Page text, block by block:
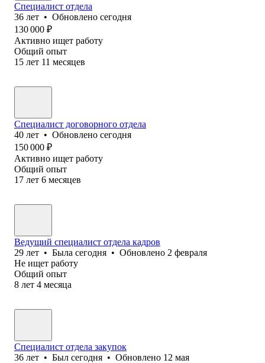
Специалист отдела
36 лет • Обновлено сегодня
130 000 ₽
Активно ищет работу
Общий опыт
15 лет 11 месяцев
Специалист договорного отдела
40 лет • Обновлено сегодня
150 000 ₽
Активно ищет работу
Общий опыт
17 лет 6 месяцев
Ведущий специалист отдела кадров
29 лет • Была сегодня • Обновлено 2 февраля
Не ищет работу
Общий опыт
8 лет 4 месяца
Специалист отдела закупок
36 лет • Был сегодня • Обновлено 12 мая